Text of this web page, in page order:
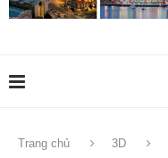
Trang chủ 3D